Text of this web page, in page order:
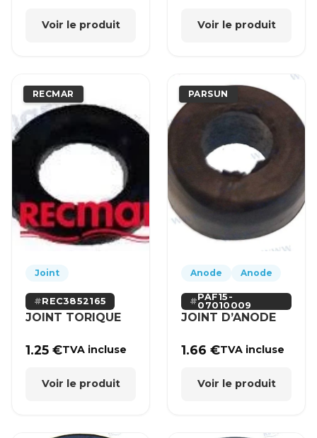
Voir le produit Voir le produit
RECMAR
Joint
REC3852165
JOINT TORIQUE
1.25€TVA incluse
Voir le produit
PARSUN
Anode Anode
PAF15-
07010009
JOINT D’ANODE
1.66€TVA incluse
Voir le produit